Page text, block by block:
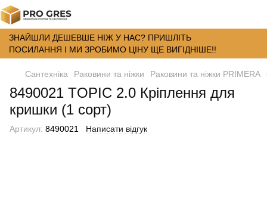
ЗНАЙШЛИ ДЕШЕВШЕ НІЖ У НАС? ПРИШЛІТЬ
ПОСИЛАННЯ І МИ ЗРОБИМО ЦІНУ ЩЕ ВИГІДНІШЕ!!
Сантехніка Раковини та ніжки Раковини та ніжки PRIMERA
8490021 TOPIC 2.0 Кріплення для
кришки (1 сорт)
Артикул: 8490021 Написати відгук